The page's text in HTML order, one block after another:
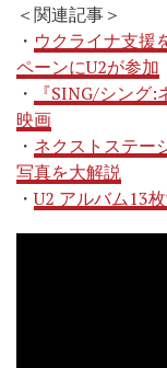
＜関連記事＞
・ ウクライナ支援
ペーンにU2が参加
・
『SING/シング
映画
・ ネクストステー
写真を大解説
・U2 アルバム13